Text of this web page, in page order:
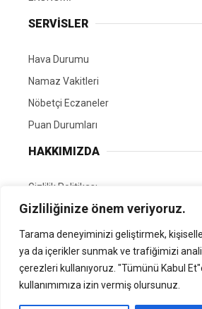
Gizliliğinize önem veriyoruz.
Tarama deneyiminizi geliştirmek,
ya da içerikler sunmak ve trafiğimizi
çerezleri kullanıyoruz. "Tümünü Kabul
kullanımımıza izin vermiş olursunuz.
SERVİSLER
Hava Durumu
Namaz Vakitleri
Nöbetçi Eczaneler
Puan Durumları
HAKKIMIZDA
Gizlilik Politikası
GÖNÜLLÜ EDİTÖRÜMÜZ OL
Tüm Hakları Saklıdır. |